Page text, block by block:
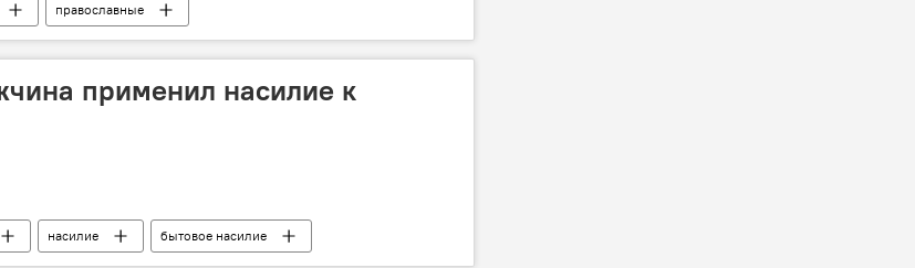
православные
применил насилие к
насилие бытовое насилие